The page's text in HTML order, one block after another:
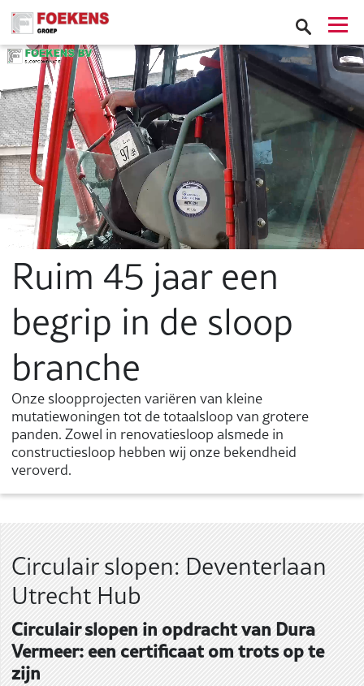
Ruim 45 jaar een
begrip in de sloop
branche
Onze sloopprojecten variëren van kleine
mutatiewoningen tot de totaalsloop van grotere
panden. Zowel in renovatiesloop alsmede in
constructiesloop hebben wij onze bekendheid
veroverd.
Circulair slopen: Deventerlaan
Utrecht Hub
Circulair slopen in opdracht van Dura
Vermeer: een certificaat om trots op te
zijn